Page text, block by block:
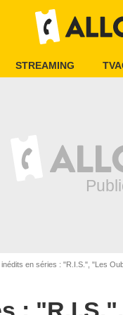
STREAMING
en séries : "R.I.S.", "Les